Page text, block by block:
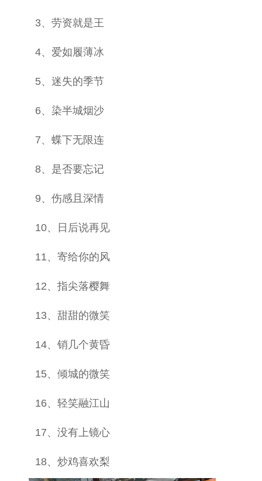
3、劳资就是王
4、爱如履薄冰
5、迷失的季节
6、染半城烟沙
7、蝶下无限连
8、是否要忘记
9、伤感且深情
10、日后说再见
11、寄给你的风
12、指尖落樱舞
13、甜甜的微笑
14、销几个黄昏
15、倾城的微笑
16、轻笑融江山
17、没有上镜心
18、炒鸡喜欢梨